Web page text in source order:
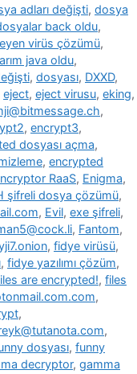
adları değişti, dosya
back oldu,
virüs çözümü,
java oldu,
, dosyası, DXXD,
eject, eject virusu, eking,
,
, encrypt3,
dosyası açma,
, encrypted
RaaS, Enigma,
şifreli dosya çözümü,
, Evil, exe şifreli,
, Fantom,
, fidye virüsü,
, fidye yazılımı çözüm,
are encrypted!, files
,
,
,
dosyası, funny
decryptor, gamma